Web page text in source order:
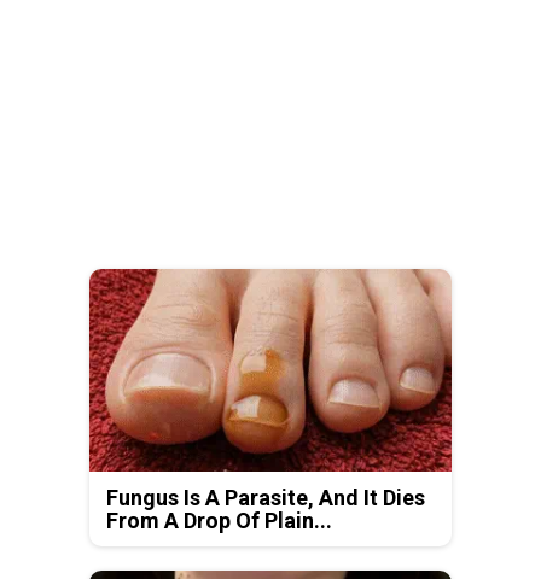
Fungus Is A Parasite, And It Dies
From A Drop Of Plain...